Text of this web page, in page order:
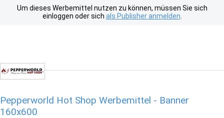
Um dieses Werbemittel nutzen zu können, müssen Sie sich
einloggen oder sich als Publisher anmelden
Pepperworld Hot Shop Werbemittel - Banner
160x600